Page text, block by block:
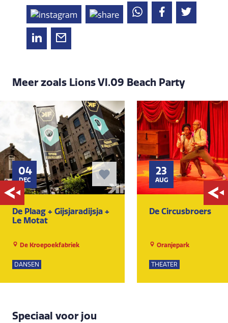
Meer zoals Lions Vl.09 Beach Party
04
DEC
De Plaag + Gijsjaradijsja +
Le Motat
De Kroepoekfabriek
DANSEN
23
AUG
De Circusbroers
Oranjepark
THEATER
Speciaal voor jou